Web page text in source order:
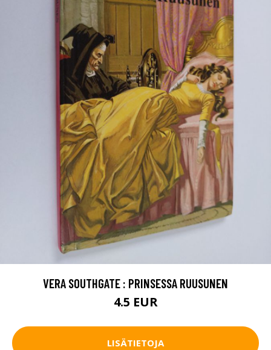
VERA SOUTHGATE : PRINSESSA RUUSUNEN
4.5 EUR
LISÄTIETOJA